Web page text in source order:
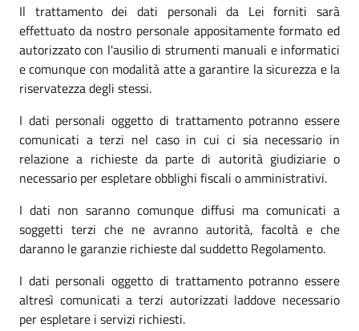
Il trattamento dei dati personali da Lei forniti sarà
effettuato da nostro personale appositamente formato ed
autorizzato con l'ausilio di strumenti manuali e informatici
e comunque con modalità atte a garantire la sicurezza e la
riservatezza degli stessi.
I dati personali oggetto di trattamento potranno essere
comunicati a terzi nel caso in cui ci sia necessario in
relazione a richieste da parte di autorità giudiziarie o
necessario per espletare obblighi fiscali o amministrativi.
I dati non saranno comunque diffusi ma comunicati a
soggetti terzi che ne avranno autorità, facoltà e che
daranno le garanzie richieste dal suddetto Regolamento.
I dati personali oggetto di trattamento potranno essere
altresì comunicati a terzi autorizzati laddove necessario
per espletare i servizi richiesti.